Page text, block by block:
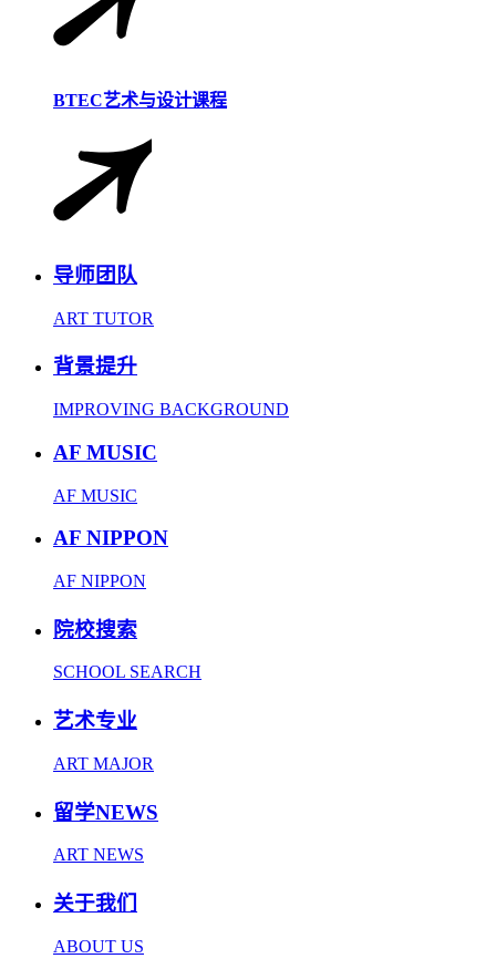
BTEC艺术与设计课程
导师团队
ART TUTOR
背景提升
IMPROVING BACKGROUND
AF MUSIC
AF MUSIC
AF NIPPON
AF NIPPON
院校搜索
SCHOOL SEARCH
艺术专业
ART MAJOR
留学NEWS
ART NEWS
关于我们
ABOUT US